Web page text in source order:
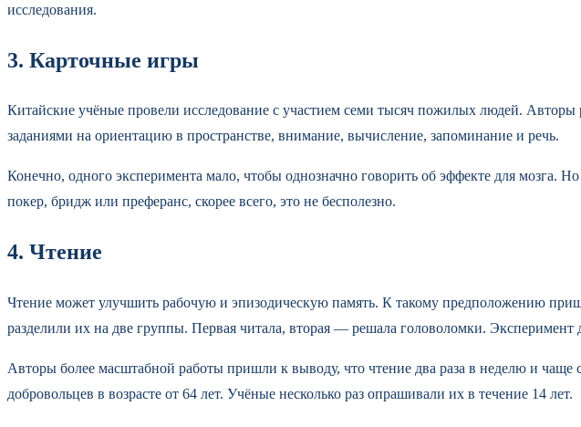
исследования.
3. Карточные игры
Китайские учёные провели исследование с участием семи тысяч пожилых людей.
заданиями на ориентацию в пространстве, внимание, вычисление, запоминание и речь.
Конечно, одного эксперимента мало, чтобы однозначно говорить об эффекте для мозга.
покер, бридж или преферанс, скорее всего, это не бесполезно.
4. Чтение
Чтение может улучшить рабочую и эпизодическую память. К такому предположению
разделили их на две группы. Первая читала, вторая — решала головоломки.
Авторы более масштабной работы пришли к выводу, что чтение два раза в неделю и
добровольцев в возрасте от 64 лет. Учёные несколько раз опрашивали их в течение 14 лет.